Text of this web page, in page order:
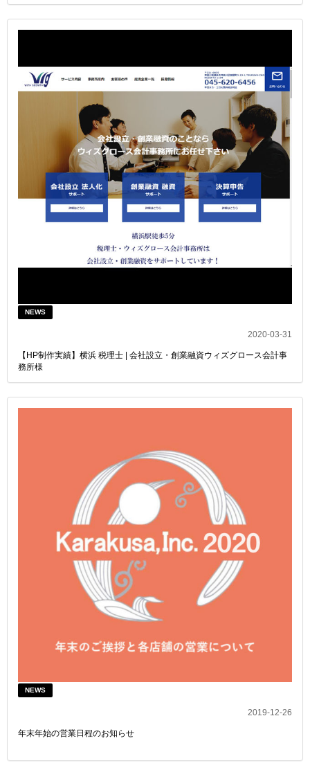
NEWS
2020-03-31
【HP制作実績】横浜 税理士 | 会社設立・創業融資ウィズグロース会計事
務所様
NEWS
2019-12-26
年末年始の営業日程のお知らせ